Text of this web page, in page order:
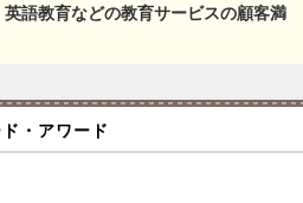
英語教育などの教育サービスの顧客満
・アワード